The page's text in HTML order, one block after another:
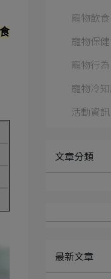
寵物飲食
寵物保健
寵物行為
寵物冷
活動資訊
文章分類
最新文章